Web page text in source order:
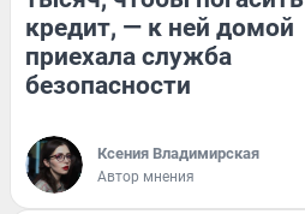
кредит, — к ней домой
приехала служба
безопасности
Ксения Владимирская
Автор мнения